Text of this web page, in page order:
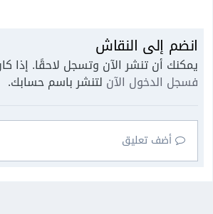
انضم إلى النقاش
يمكنك أن تنشر الآن وتسجل لاحقًا. إذا
فسجل الدخول الآن لتنشر باسم حسابك.
أضف تعليق